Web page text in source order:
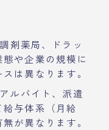
剤薬局、ドラッ
や企業の規模に
は異なります。
ルバイト、派遣
与体系（月給
が異なります。